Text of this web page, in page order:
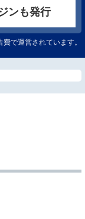
ンも発行
で運営されています。